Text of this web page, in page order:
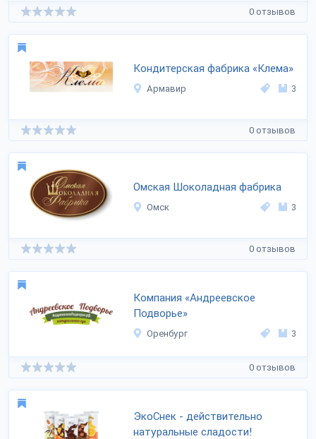
0 отзывов
Кондитерская фабрика «Клема»
Армавир 3
0 отзывов
Омская Шоколадная фабрика
Омск 3
0 отзывов
Компания «Андреевское
Подворье»
Оренбург 3
0 отзывов
ЭкоСнек - действительно
натуральные сладости!